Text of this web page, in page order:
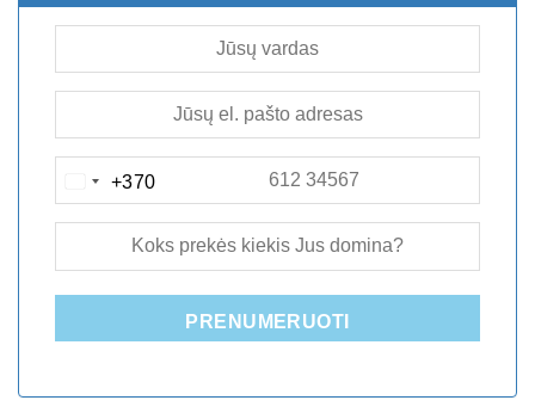
LITHUANIA
+370
+370
PRENUMERUOTI